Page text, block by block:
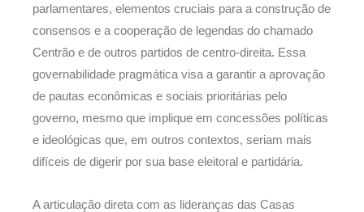
parlamentares, elementos cruciais para a construção de
consensos e a cooperação de legendas do chamado
Centrão e de outros partidos de centro-direita. Essa
governabilidade pragmática visa a garantir a aprovação
de pautas econômicas e sociais prioritárias pelo
governo, mesmo que implique em concessões políticas
e ideológicas que, em outros contextos, seriam mais
difíceis de digerir por sua base eleitoral e partidária.
A articulação direta com as lideranças das Casas